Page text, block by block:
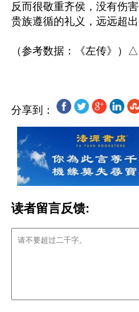
反而很敬重齐侯，没有伤
贵族遵循的礼义，远远超出
分享到：
读者留言反馈: